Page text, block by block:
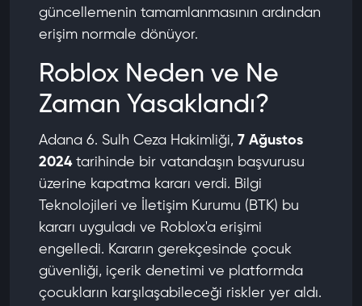
güncellemenin tamamlanmasının ardından
erişim normale dönüyor.
Roblox Neden ve Ne
Zaman Yasaklandı?
Adana 6. Sulh Ceza Hakimliği, 7 Ağustos
2024tarihinde bir vatandaşın başvurusu
üzerine kapatma kararı verdi. Bilgi
Teknolojileri ve İletişim Kurumu (BTK) bu
kararı uyguladı ve Roblox'a erişimi
engelledi. Kararın gerekçesinde çocuk
güvenliği, içerik denetimi ve platformda
çocukların karşılaşabileceği riskler yer aldı.